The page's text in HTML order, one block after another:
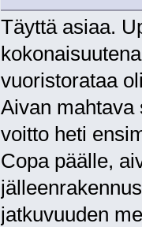
Täyttä asiaa.
vuoristorataa
Aivan mahtava
voitto heti
Copa päälle,
jatkuvuuden